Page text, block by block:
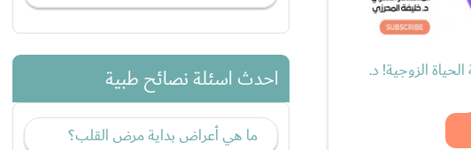
الزوجية! د.
احدث اسئلة نصائح طبية
ما هي أعراض بداية مرض القلب؟